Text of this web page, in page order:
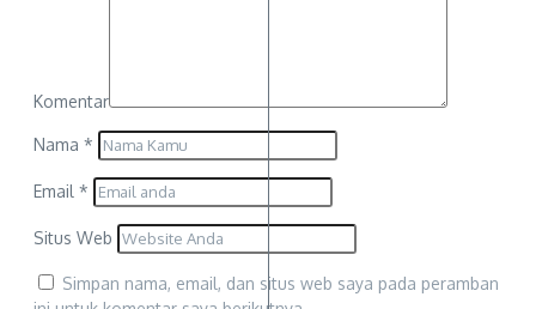
Komentar
Nama *
Email *
Situs Web
Simpan nama, email, dan situs web saya pada peramban